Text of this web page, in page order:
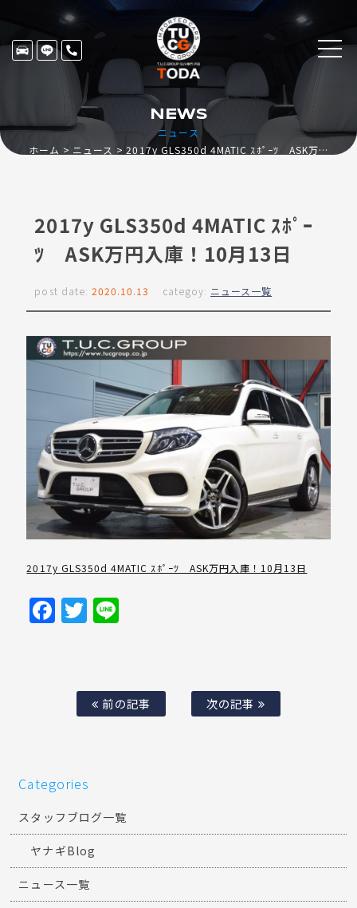
ニュース
NEWS
ホーム ニュース 2017y GLS350d 4MATIC ｽﾎﾟｰﾂ ASK万円入庫！10月13日
2017y GLS350d 4MATIC ｽﾎﾟｰ
ﾂ ASK万円入庫！10月13日
post date: 2020.10.13 categoy: ニュース一覧
2017y GLS350d 4MATIC ｽﾎﾟｰﾂ ASK万円入庫！10月13日
Facebook
Twitter
前の記事 次の記事
Categories
スタッフブログ一覧
ヤナギBlog
ニュース一覧